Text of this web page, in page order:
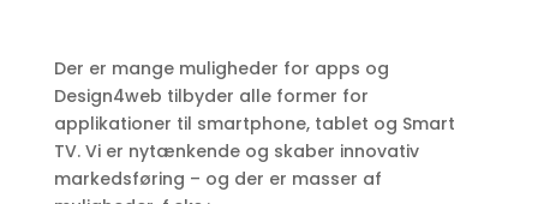
Der er mange muligheder for apps og
Design4web tilbyder alle former for
applikationer til smartphone, tablet og Smart
TV. Vi er nytænkende og skaber innovativ
markedsføring – og der er masser af